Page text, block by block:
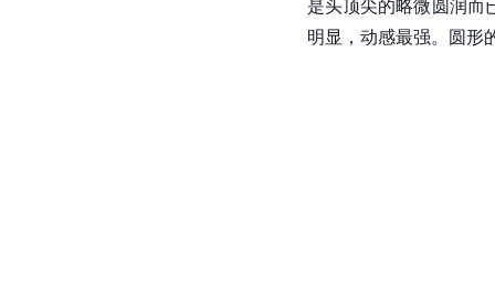
是头顶尖的略微圆润而
明显，动感最强。圆形